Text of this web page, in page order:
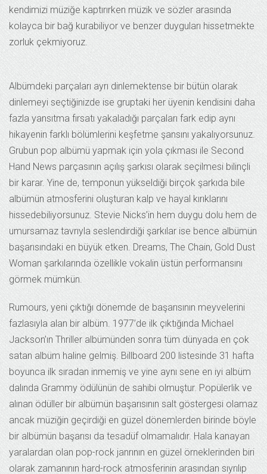
kendimizi müziğe kaptırırken müzik ve sözler arasında
kolayca bir bağ kurabiliyor ve benzer duyguları hissetmekte
zorluk çekmiyoruz.
Albümdeki parçaları ayrı dinlemektense bir bütün olarak
dinlemeyi seçtiğinizde ise gruptaki her üyenin kendisini daha
fazla yansıtma fırsatı yakaladığı parçaları fark edip aynı
hikayenin farklı bölümlerini keşfetme şansını yakalıyorsunuz.
Grubun pop albümü yapmak için yola çıkması ile Second
Hand News parçasının açılış şarkısı olarak seçilmesi bilinçli
bir karar. Yine de, temponun yükseldiği birçok şarkıda bile
albümün atmosferini oluşturan kalp ve hayal kırıklarını
hissedebiliyorsunuz. Stevie Nicks’in hem duygu dolu hem de
umursamaz tavrıyla seslendirdiği şarkılar ise bence albümün
başarısındaki en büyük etken. Dreams, The Chain, Gold Dust
Woman şarkılarında özellikle vokalin üstün performansını
görmek mümkün.
Rumours, yeni çıktığı dönemde de başarısının meyvelerini
fazlasıyla alan bir albüm. 1977’de ilk çıktığında Michael
Jackson’ın Thriller albümünden sonra tüm dünyada en çok
satan albüm haline gelmiş. Billboard 200 listesinde 31 hafta
boyunca ilk sıradan inmemiş ve yine aynı sene en iyi albüm
dalında Grammy ödülünün de sahibi olmuştur. Popülerlik ve
alınan ödüller bir albümün başarısının salt göstergesi olamaz
ancak müziğin geçirdiği en güzel dönemlerden birinde böyle
bir albümün başarısı da tesadüf olmamalıdır. Hala kanayan
yaralardan olan pop-rock janrının en güzel örneklerinden biri
olarak zamanının hard-rock atmosferinin arasından sıyrılıp